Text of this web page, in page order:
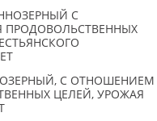
С
ПРОДОВОЛЬСТВЕННЫХ
С ОТНОШЕНИЕМ
ЦЕЛЕЙ, УРОЖАЯ